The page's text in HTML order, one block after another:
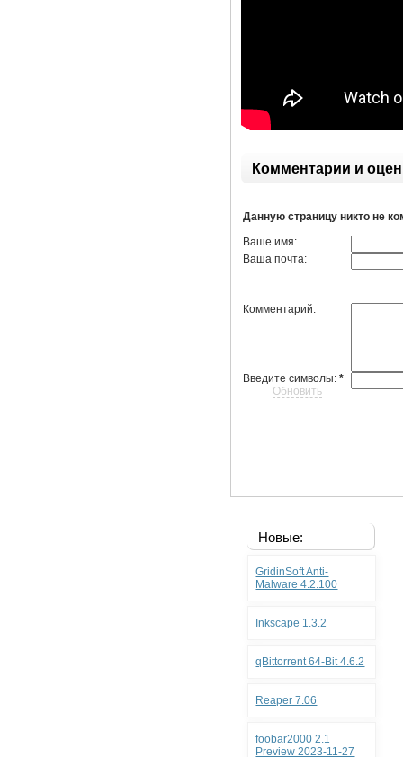
Комментарии и
Данную страницу никто не
Ваше имя:
Ваша почта:
Комментарий:
Введите символы:*
Обновить
Новые:
GridinSoft Anti-
Malware 4.2.100
Inkscape 1.3.2
qBittorrent 64-Bit 4.6.2
Reaper 7.06
foobar2000 2.1
Preview 2023-11-27